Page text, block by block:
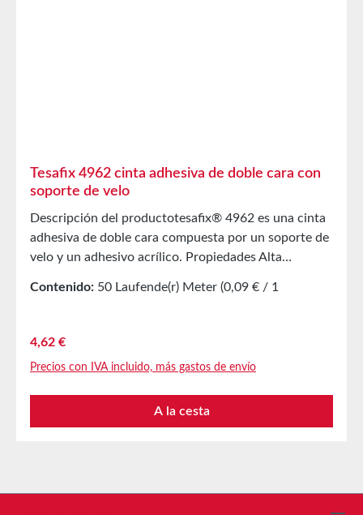
Tesafix 4962 cinta adhesiva de doble cara con
soporte de velo
Descripción del productotesafix® 4962 es una cinta
adhesiva de doble cara compuesta por un soporte de
velo y un adhesivo acrílico. Propiedades Alta
humectación incluso en superficies rugosas
principales Adhesión sobre superficies rugosas, por
construcción de automóviles Para la fijación de
bobinas voluminosas de papel y cartón Propiedades
técnicas Material del soporte velo Masa adhesiva
50% de humedad relativa. Mayores cantidades
Contenido: 50 Laufende(r) Meter (0,09 € / 1
Precio normal:
4,62 €
Precios con IVA incluido, más gastos de envío
A la cesta